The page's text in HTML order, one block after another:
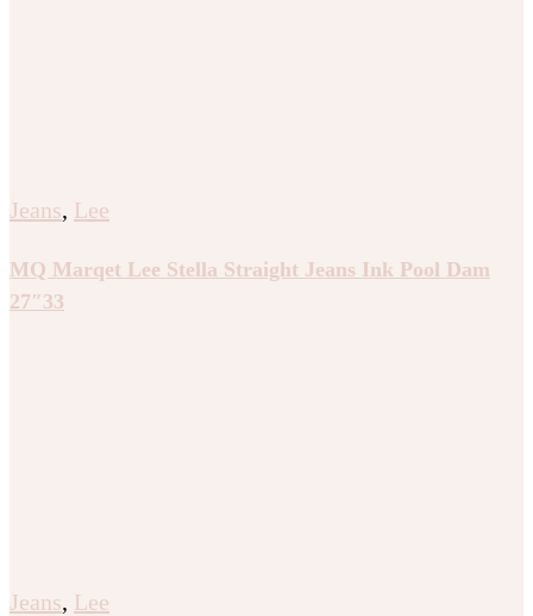
Jeans, Lee
MQ Marqet Lee Stella Straight Jeans Ink Pool Dam
27″33
Jeans, Lee